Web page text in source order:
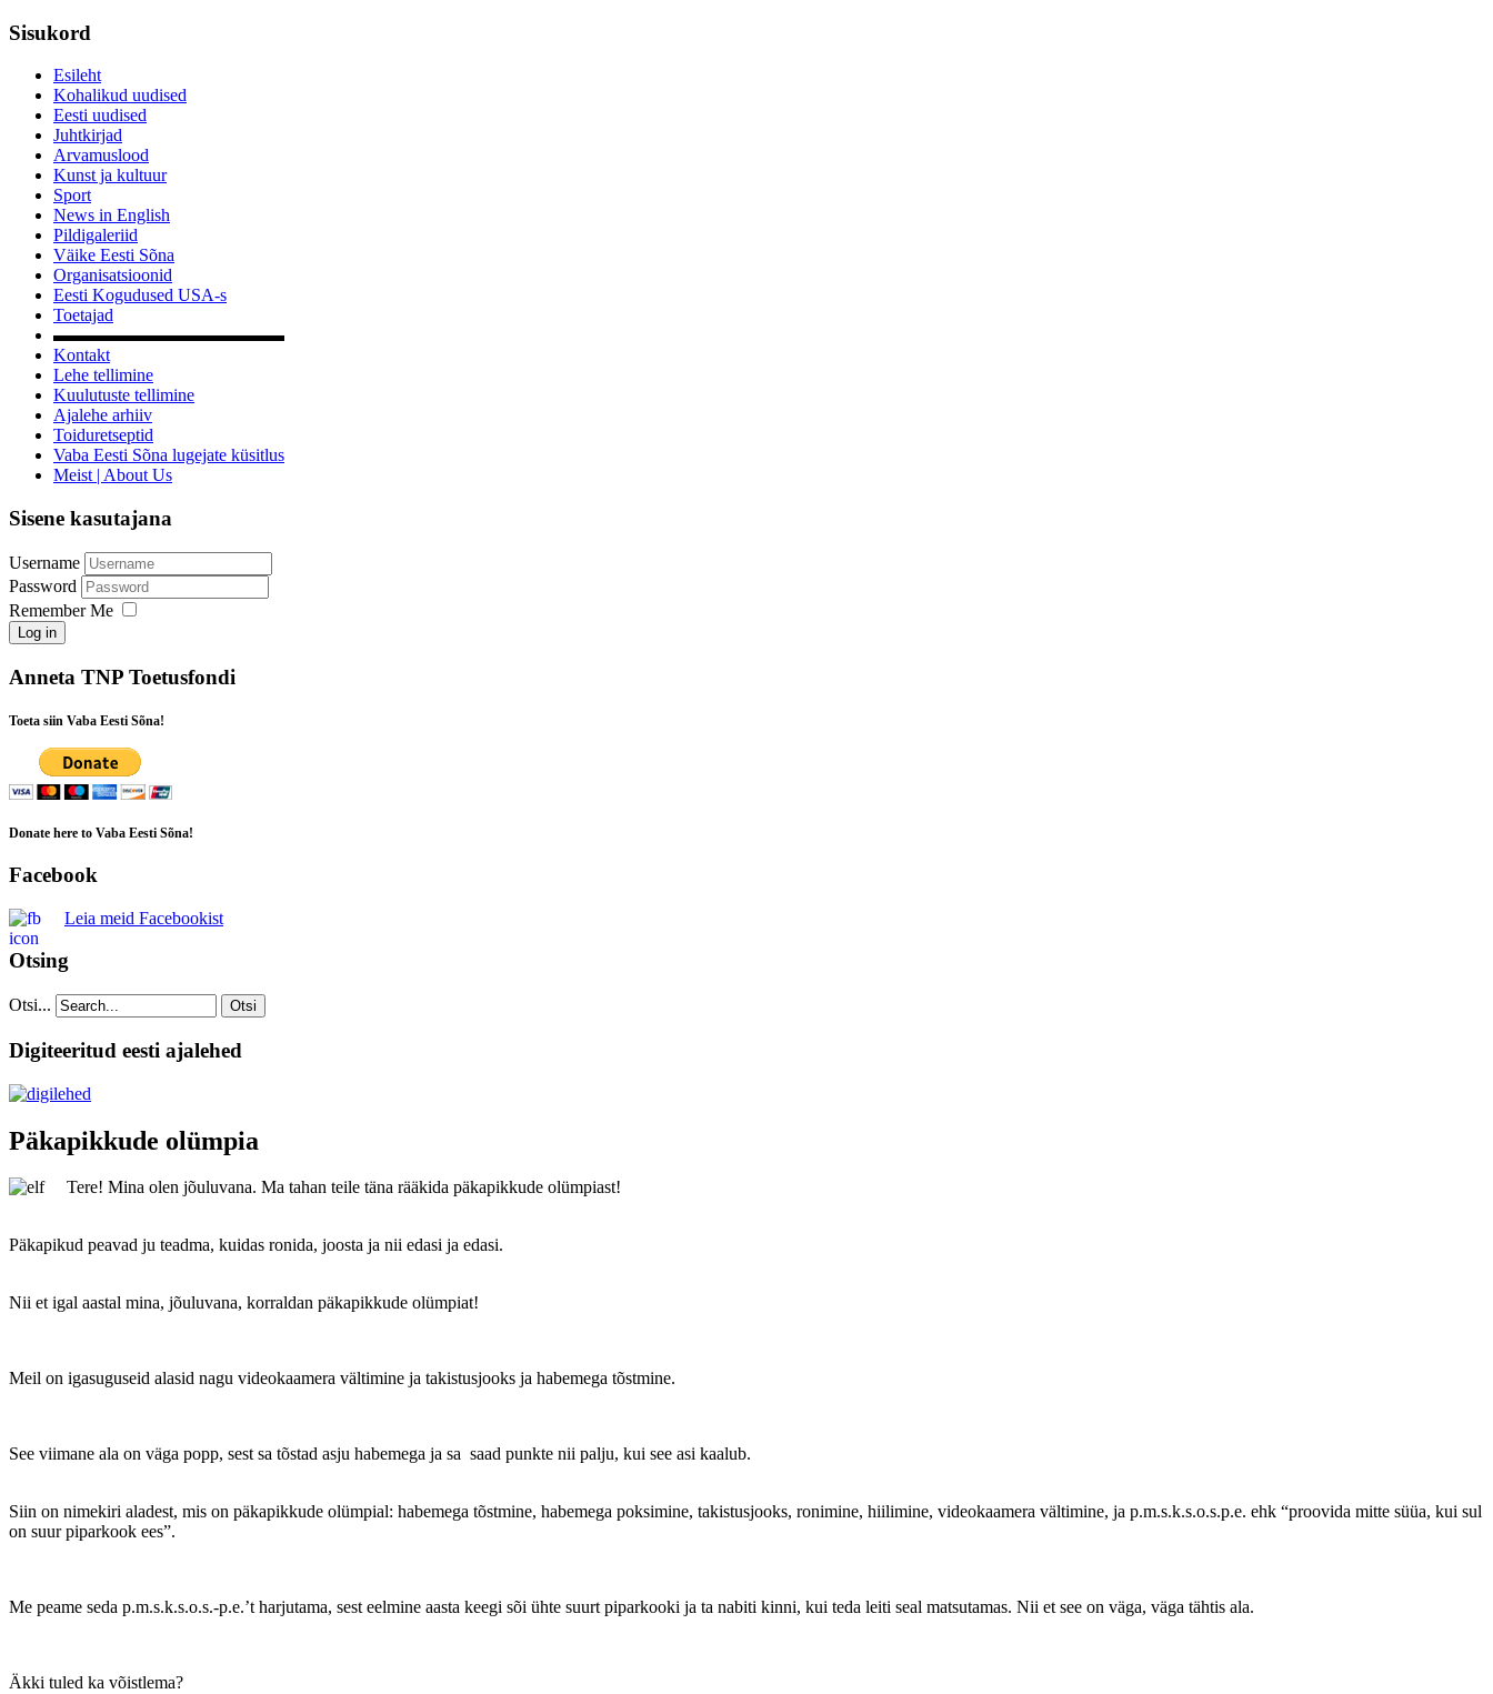
Sisukord
Esileht
Kohalikud uudised
Eesti uudised
Juhtkirjad
Arvamuslood
Kunst ja kultuur
Sport
News in English
Pildigaleriid
Väike Eesti Sõna
Organisatsioonid
Eesti Kogudused USA-s
Toetajad
▬▬▬▬▬▬▬▬▬▬▬▬▬
Kontakt
Lehe tellimine
Kuulutuste tellimine
Ajalehe arhiiv
Toiduretseptid
Vaba Eesti Sõna lugejate küsitlus
Meist | About Us
Sisene kasutajana
Username
Password
Remember Me
Log in
Anneta TNP Toetusfondi
Toeta siin Vaba Eesti Sõna!
Donate here to Vaba Eesti Sõna!
Facebook
Leia meid Facebookist
Otsing
Otsi... Otsi
Digiteeritud eesti ajalehed
Päkapikkude olümpia
Tere! Mina olen jõuluvana. Ma tahan teile täna rääkida päkapikkude olümpiast!
Päkapikud peavad ju teadma, kuidas ronida, joosta ja nii edasi ja edasi.
Nii et igal aastal mina, jõuluvana, korraldan päkapikkude olümpiat!
Meil on igasuguseid alasid nagu videokaamera vältimine ja takistusjooks ja habemega tõstmine.
See viimane ala on väga popp, sest sa tõstad asju habemega ja sa saad punkte nii palju, kui see asi kaalub.
Siin on nimekiri aladest, mis on päkapikkude olümpial: habemega tõstmine, habemega poksimine, takistusjooks, ronimine, hiilimine, videokaamera vältimine, ja p.m.s.k.s.o.s.p.e. ehk “proovida mitte süüa, kui sul
on suur piparkook ees”.
Me peame seda p.m.s.k.s.o.s.-p.e.’t harjutama, sest eelmine aasta keegi sõi ühte suurt piparkooki ja ta nabiti kinni, kui teda leiti seal matsutamas. Nii et see on väga, väga tähtis ala.
Äkki tuled ka võistlema?